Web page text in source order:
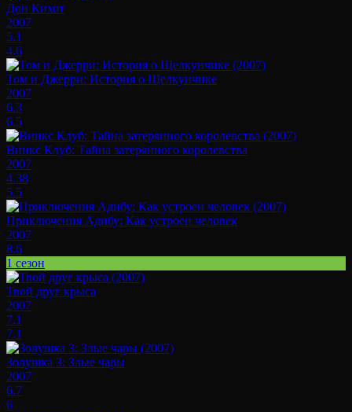
Дон Кихот
2007
5.1
4.6
Том и Джерри: История о Щелкунчике
2007
6.3
6.5
Винкс Клуб: Тайна затерянного королевства
2007
4.38
5.5
Приключения Адибу: Как устроен человек
2007
8.6
1 сезон
Твой друг крыса
2007
7.1
7.1
Золушка 3: Злые чары
2007
6.7
6